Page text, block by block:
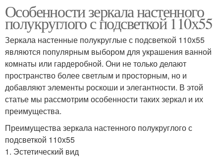
Особенности зеркала настенного
полукруглого с подсветкой 110х55
Зеркала настенные полукруглые с подсветкой 110х55
являются популярным выбором для украшения ванной
комнаты или гардеробной. Они не только делают
пространство более светлым и просторным, но и
добавляют элементы роскоши и элегантности. В этой
статье мы рассмотрим особенности таких зеркал и их
преимущества.
Преимущества зеркала настенного полукруглого с
подсветкой 110х55
1. Эстетический вид